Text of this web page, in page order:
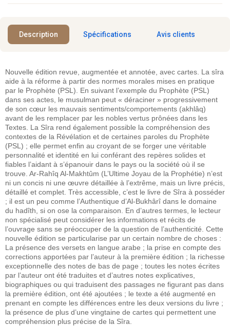
Description Spécifications Avis clients
Nouvelle édition revue, augmentée et annotée, avec cartes. La sîra
aide à la réforme à partir des normes morales mises en pratique
par le Prophète (PSL). En suivant l’exemple du Prophète (PSL)
dans ses actes, le musulman peut « déraciner » progressivement
de son cœur les mauvais sentiments/comportements (akhlâq)
avant de les remplacer par les nobles vertus prônées dans les
Textes. La Sîra rend également possible la compréhension des
contextes de la Révélation et de certaines paroles du Prophète
(PSL) ; elle permet enfin au croyant de se forger une véritable
personnalité et identité en lui conférant des repères solides et
fiables l’aidant à s’épanouir dans le pays ou la société où il se
trouve. Ar-Rahîq Al-Makhtûm (L’Ultime Joyau de la Prophétie) n’est
ni un concis ni une œuvre détaillée à l’extrême, mais un livre précis,
détaillé et complet. Très accessible, c’est le livre de Sîra à posséder
; il est un peu comme l’Authentique d’Al-Bukhârî dans le domaine
du hadîth, si on ose la comparaison. En d’autres termes, le lecteur
non spécialisé peut considérer les informations et récits de
l’ouvrage sans se préoccuper de la question de l’authenticité. Cette
nouvelle édition se particularise par un certain nombre de choses :
La présence des versets en langue arabe ; la prise en compte des
corrections apportées par l’auteur à la première édition ; la richesse
exceptionnelle des notes de bas de page ; toutes les notes écrites
par l’auteur ont été traduites et d’autres notes explicatives,
biographiques ou qui traduisent des passages ne figurant pas dans
la première édition, ont été ajoutées ; le texte a été augmenté en
prenant en compte les différences entre les deux versions du livre ;
la présence de plus d’une vingtaine de cartes qui permettent une
compréhension plus précise de la Sîra.